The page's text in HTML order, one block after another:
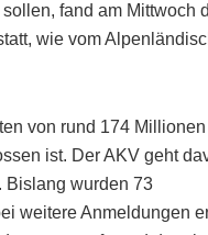
fand am Mittwoch
wie vom
von rund 174
ist. Der AKV geht
Bislang wurden 73
weitere Anmeldungen